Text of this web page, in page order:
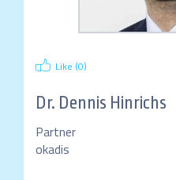
Like (0)
Dr. Dennis Hinrichs
Partner
okadis